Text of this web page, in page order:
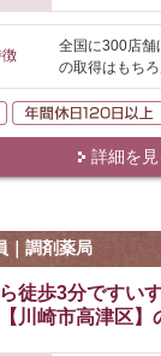
全国に300店舗
の取得はもち
高額給与
詳細を見
｜調剤薬局
徒歩3分ですい
【川崎市高津区】